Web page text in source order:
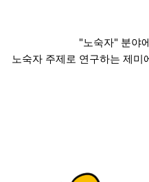
"노숙자" 분야
노숙자 주제로 연구하는 제미